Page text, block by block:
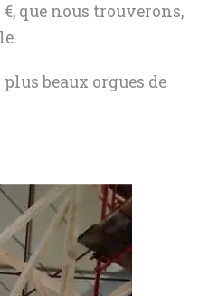
que nous trouverons,
beaux orgues de